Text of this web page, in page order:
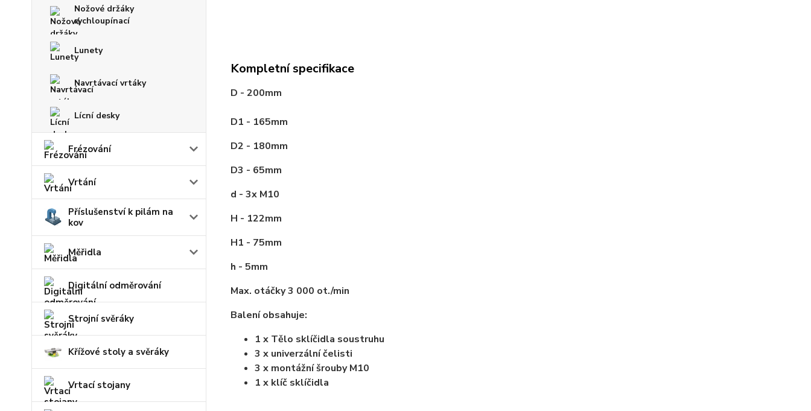
Nožové držáky
rychloupínací
Lunety
Navrtávací vrtáky
Lícní desky
Frézování
Vrtání
Příslušenství k pilám na
kov
Měřidla
Digitální odměrování
Strojní svěráky
Křížové stoly a svěráky
Vrtací stojany
Kompletní specifikace
D - 200mm
D1 - 165mm
D2 - 180mm
D3 - 65mm
d - 3x M10
H - 122mm
H1 - 75mm
h - 5mm
Max. otáčky 3 000 ot./min
Balení obsahuje:
1 x Tělo sklíčidla soustruhu
3 x univerzální čelisti
3 x montážní šrouby M10
1 x klíč sklíčidla